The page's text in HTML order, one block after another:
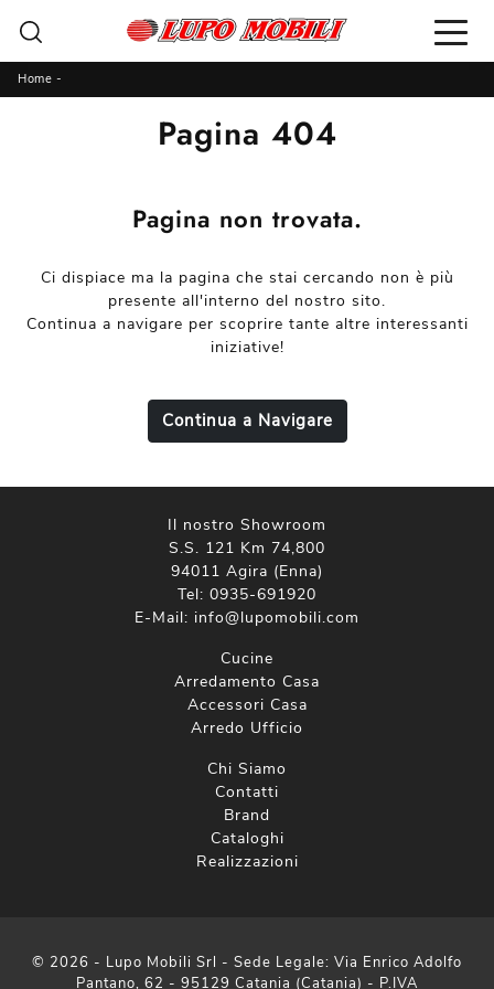
Home -
Pagina 404
Pagina non trovata.
Ci dispiace ma la pagina che stai cercando non è più
presente all'interno del nostro sito.
Continua a navigare per scoprire tante altre interessanti
iniziative!
Continua a Navigare
Il nostro Showroom
S.S. 121 Km 74,800
94011 Agira (Enna)
Tel: 0935-691920
E-Mail: info@lupomobili.com
Cucine
Arredamento Casa
Accessori Casa
Arredo Ufficio
Chi Siamo
Contatti
Brand
Cataloghi
Realizzazioni
© 2026 - Lupo Mobili Srl - Sede Legale: Via Enrico Adolfo
Pantano, 62 - 95129 Catania (Catania) - P.IVA